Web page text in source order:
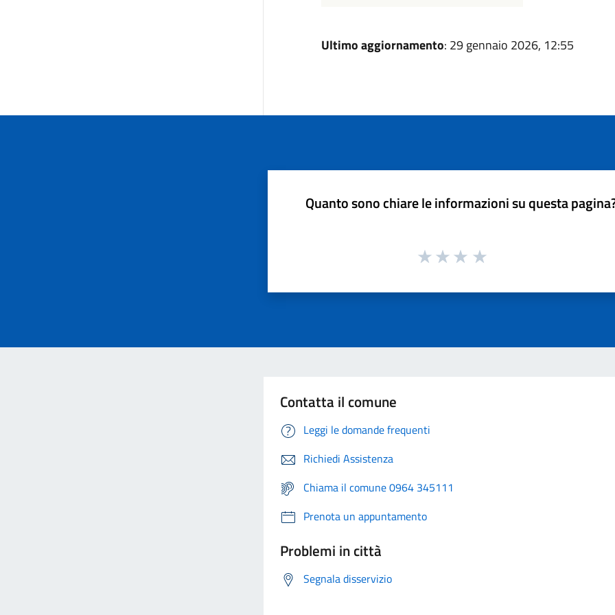
Ultimo aggiornamento: 29 gennaio 2026, 12:55
Quanto sono chiare le informazioni su questa
Contatta il comune
Leggi le domande frequenti
Richiedi Assistenza
Chiama il comune 0964 345111
Prenota un appuntamento
Problemi in città
Segnala disservizio